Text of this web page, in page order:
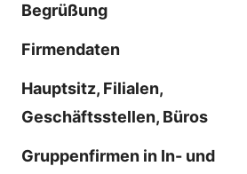
Begrüßung
Firmendaten
Hauptsitz, Filialen,
Geschäftsstellen, Büros
Gruppenfirmen in In- und